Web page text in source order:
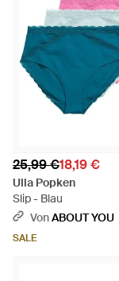
25,99 €18,19 €
Ulla Popken
Slip - Blau
VonABOUT YOU
SALE